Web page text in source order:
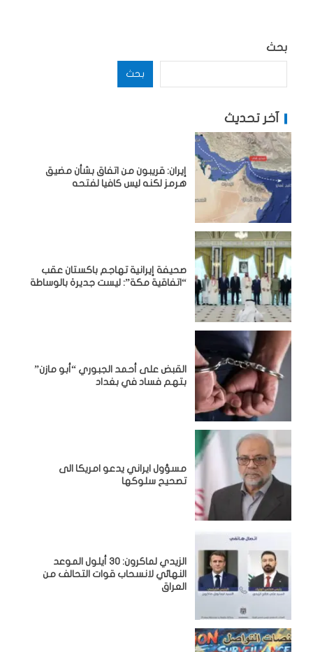
بحث
بحث
آخر تحديث
إيران: قريبون من اتفاق بشأن مضيق
هرمز لكنه ليس كافيا لفتحه
صحيفة إيرانية تهاجم باكستان عقب
“اتفاقية مكة”: ليست جديرة بالوساطة
القبض على أحمد الجبوري “أبو مازن”
بتهم فساد في بغداد
مسؤول ايراني يدعو امريكا الى
تصحيح سلوكها
الزيدي لماكرون: 30 أيلول الموعد
النهائي لانسحاب قوات التحالف من
العراق